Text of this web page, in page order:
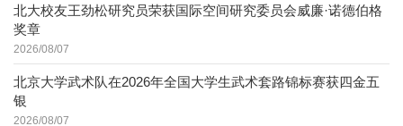
北大校友王劲松研究员荣获国际空间研究委员会威廉·诺德伯格
奖章
2026/08/07
北京大学武术队在2026年全国大学生武术套路锦标赛获四金五
银
2026/08/07